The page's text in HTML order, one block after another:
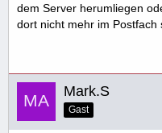
dem Server herumliegen
dort nicht mehr im Postfach
Mark.S
Gast